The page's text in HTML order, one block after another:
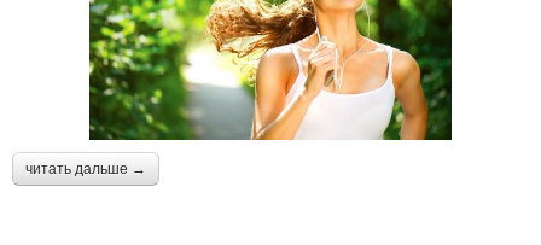
читать дальше →